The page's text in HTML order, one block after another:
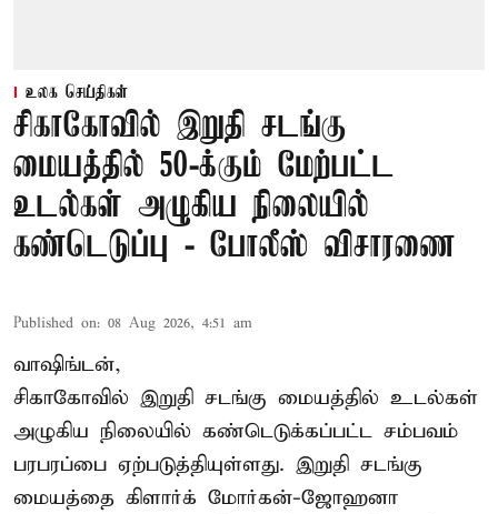
உலக செய்திகள்
சிகாகோவில் இறுதி சடங்கு
மையத்தில் 50-க்கும் மேற்பட்ட
உடல்கள் அழுகிய நிலையில்
கண்டெடுப்பு - போலீஸ் விசாரணை
Published on: 08 Aug 2026, 4:51 am
வாஷிங்டன்,
சிகாகோவில் இறுதி சடங்கு மையத்தில் உடல்கள்
அழுகிய நிலையில் கண்டெடுக்கப்பட்ட சம்பவம்
பரபரப்பை ஏற்படுத்தியுள்ளது. இறுதி சடங்கு
மையத்தை கிளார்க் மோர்கன்-ஜோஹனா